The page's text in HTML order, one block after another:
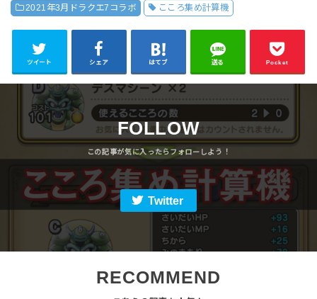
2021年3月ドラクエ7コラボ こころ集め計算機
ツイート シェア はてブ 送る Pocket
FOLLOW
Twitter
RECOMMEND